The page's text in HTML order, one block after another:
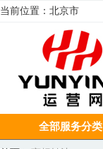
当前位置： 北京市
全部服务分类